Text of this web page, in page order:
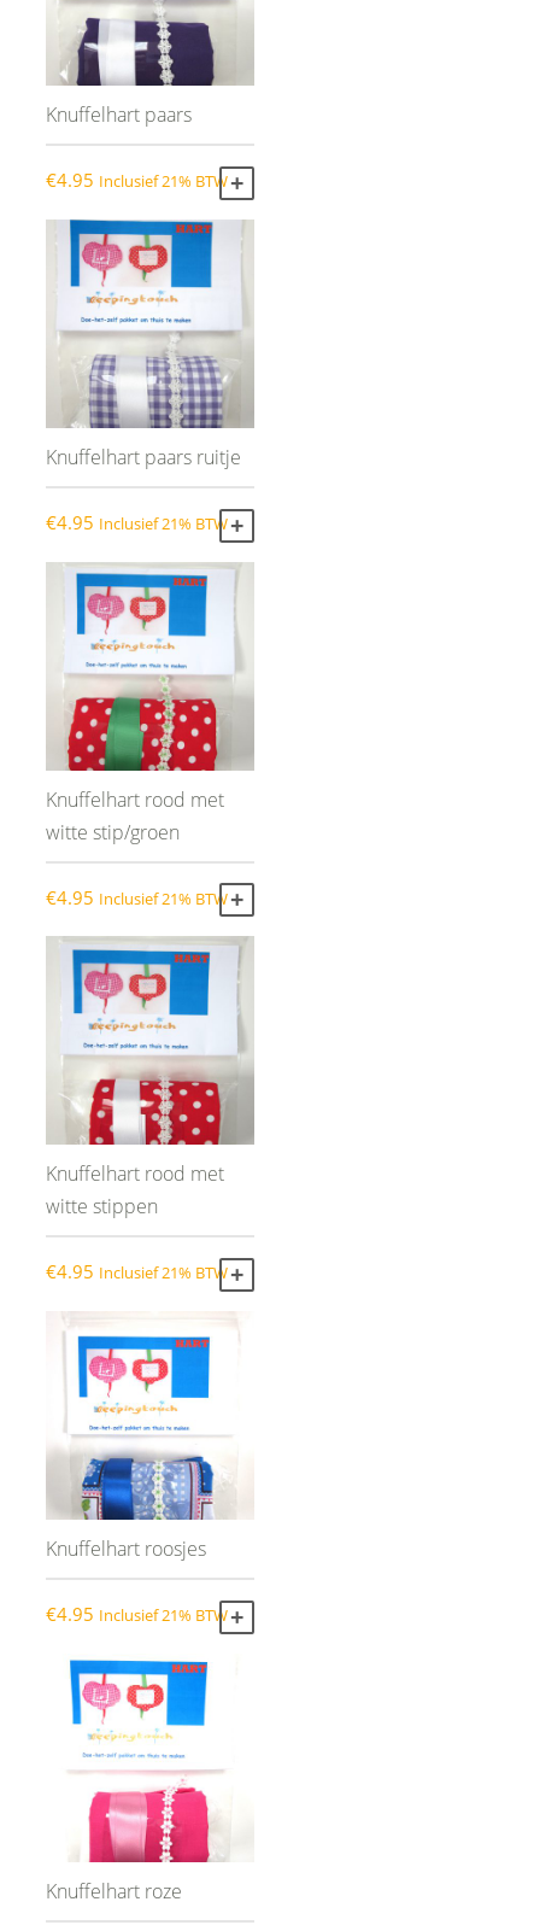
Knuffelhart paars
€4.95 Inclusief 21% BTW
Knuffelhart paars ruitje
€4.95 Inclusief 21% BTW
Knuffelhart rood met
witte stip/groen
€4.95 Inclusief 21% BTW
Knuffelhart rood met
witte stippen
€4.95 Inclusief 21% BTW
Knuffelhart roosjes
€4.95 Inclusief 21% BTW
Knuffelhart roze